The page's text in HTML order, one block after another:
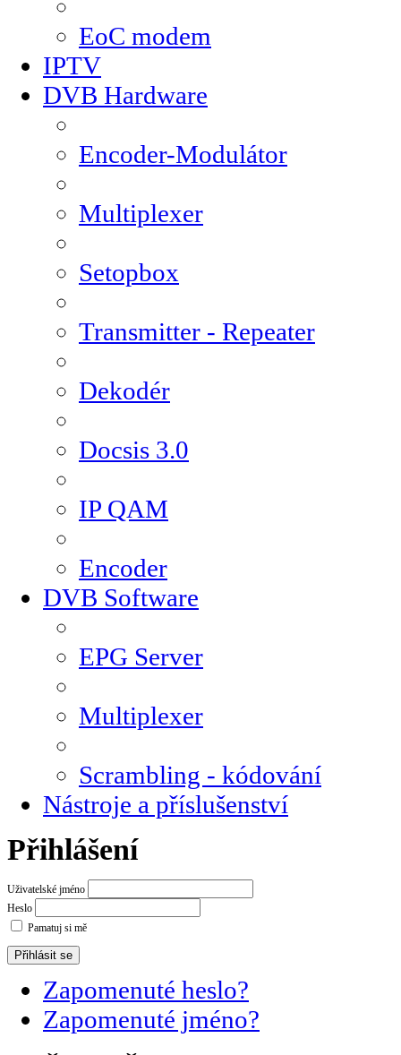
EoC modem
IPTV
DVB Hardware
Encoder-Modulátor
Multiplexer
Setopbox
Transmitter - Repeater
Dekodér
Docsis 3.0
IP QAM
Encoder
DVB Software
EPG Server
Multiplexer
Scrambling - kódování
Nástroje a příslušenství
Přihlášení
Uživatelské jméno
Heslo
Pamatuj si mě
Zapomenuté heslo?
Zapomenuté jméno?